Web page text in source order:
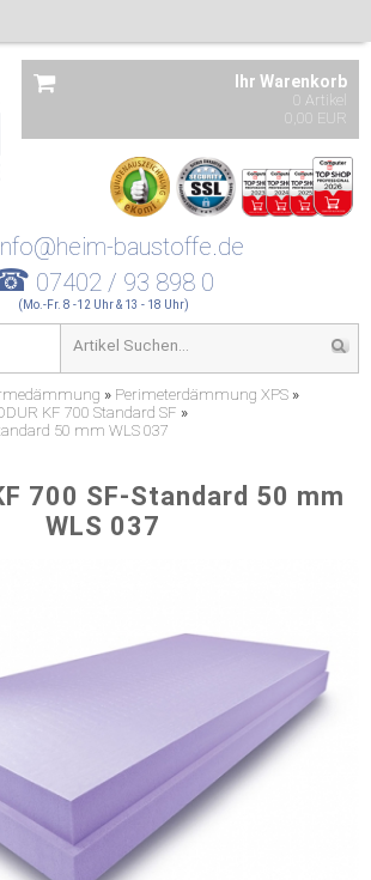
Ihr Warenkorb
0 Artikel
0,00 EUR
baustoffe.de
07402 / 93 898 0
(Mo.-Fr. 8 -12 Uhr & 13 - 18 Uhr)
» Perimeterdämmung XPS »
KF 700 Standard SF »
50 mm WLS 037
700 SF-Standard 50 mm
WLS 037